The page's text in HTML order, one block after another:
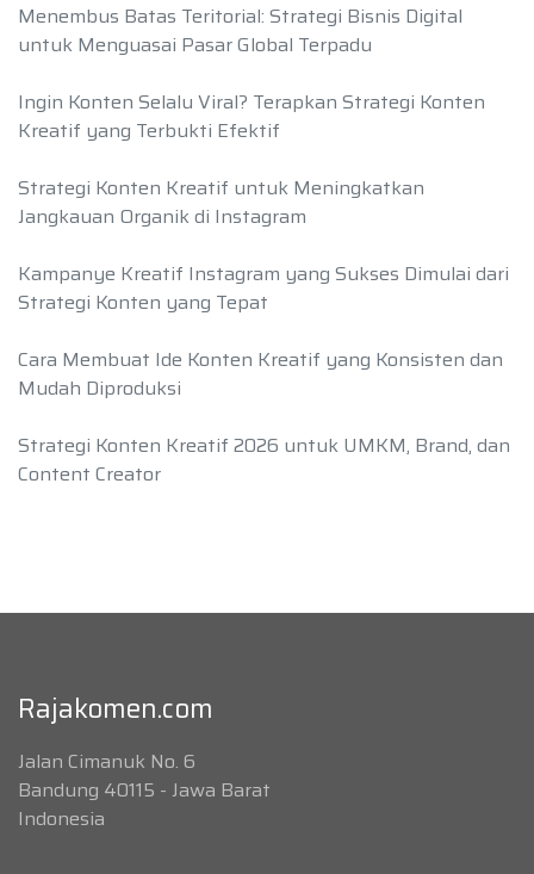
Menembus Batas Teritorial: Strategi Bisnis Digital
untuk Menguasai Pasar Global Terpadu
Ingin Konten Selalu Viral? Terapkan Strategi Konten
Kreatif yang Terbukti Efektif
Strategi Konten Kreatif untuk Meningkatkan
Jangkauan Organik di Instagram
Kampanye Kreatif Instagram yang Sukses Dimulai dari
Strategi Konten yang Tepat
Cara Membuat Ide Konten Kreatif yang Konsisten dan
Mudah Diproduksi
Strategi Konten Kreatif 2026 untuk UMKM, Brand, dan
Content Creator
Rajakomen.com
Jalan Cimanuk No. 6
Bandung 40115 - Jawa Barat
Indonesia